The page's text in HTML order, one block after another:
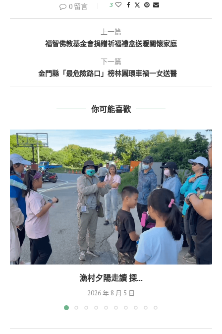
0 留言 3
上一篇
福智佛教基金會捐贈祈福禮盒送暖關懷家庭
下一篇
金門縣「最危險路口」榜林圓環車禍一女送醫
你可能喜歡
漁村夕陽走讀 探...
2026 年 8 月 5 日